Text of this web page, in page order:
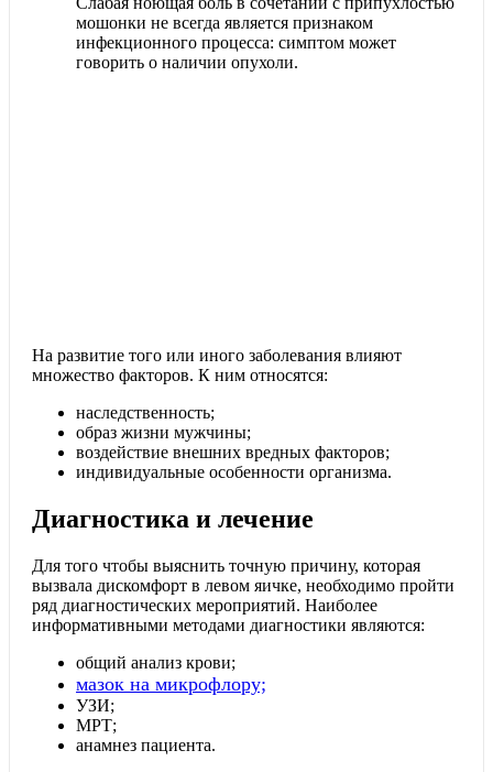
мошонки не всегда является признаком
инфекционного процесса: симптом может
говорить о наличии опухоли.
На развитие того или иного заболевания влияют
множество факторов. К ним относятся:
наследственность;
образ жизни мужчины;
воздействие внешних вредных факторов;
индивидуальные особенности организма.
Диагностика и лечение
Для того чтобы выяснить точную причину, которая
вызвала дискомфорт в левом яичке, необходимо пройти
ряд диагностических мероприятий. Наиболее
информативными методами диагностики являются:
общий анализ крови;
мазок на микрофлору;
УЗИ;
МРТ;
анамнез пациента.